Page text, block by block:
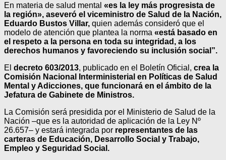
En materia de salud mental «es la ley más progresista de
la región», aseveró el viceministro de Salud de la Nación,
Eduardo Bustos Villar, quien además consideró que el
modelo de atención que plantea la norma «está basado en
el respeto a la persona en toda su integridad, a los
derechos humanos y favoreciendo su inclusión social”.
El decreto 603/2013, publicado en el Boletín Oficial, crea la
Comisión Nacional Interministerial en Políticas de Salud
Mental y Adicciones, que funcionará en el ámbito de la
Jefatura de Gabinete de Ministros.
La Comisión será presidida por el Ministerio de Salud de la
Nación –que es la autoridad de aplicación de la Ley Nº
26.657– y estará integrada por representantes de las
carteras de Educación, Desarrollo Social y Trabajo,
Empleo y Seguridad Social.